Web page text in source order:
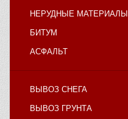
НЕРУДНЫЕ МАТЕРИАЛЫ
БИТУМ
АСФАЛЬТ
ВЫВОЗ СНЕГА
ВЫВОЗ ГРУНТА